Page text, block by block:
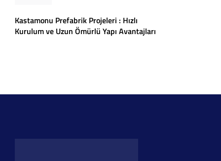
Kastamonu Prefabrik Projeleri : Hızlı
Kurulum ve Uzun Ömürlü Yapı Avantajları